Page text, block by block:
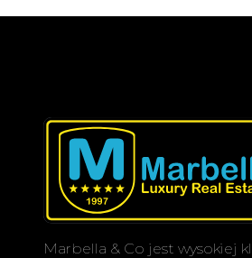
Marbella & Co jest wysokiej